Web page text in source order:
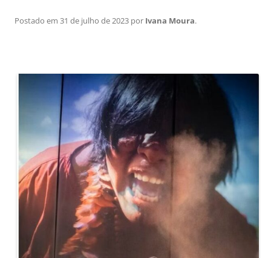
Postado em 31 de julho de 2023 por Ivana Moura.